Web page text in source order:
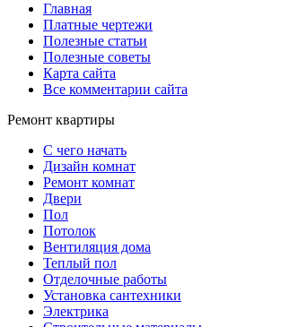
Главная
Платные чертежи
Полезные статьи
Полезные советы
Карта сайта
Все комментарии сайта
Ремонт квартиры
С чего начать
Дизайн комнат
Ремонт комнат
Двери
Пол
Потолок
Вентиляция дома
Теплый пол
Отделочные работы
Установка сантехники
Электрика